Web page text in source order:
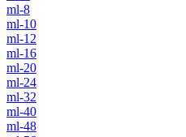
ml-8
ml-10
ml-12
ml-16
ml-20
ml-24
ml-32
ml-40
ml-48